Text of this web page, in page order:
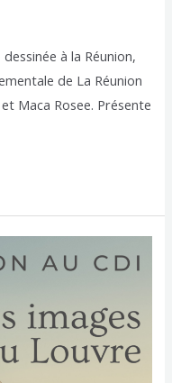
à la Réunion,
de La Réunion
Maca Rosee. Présente